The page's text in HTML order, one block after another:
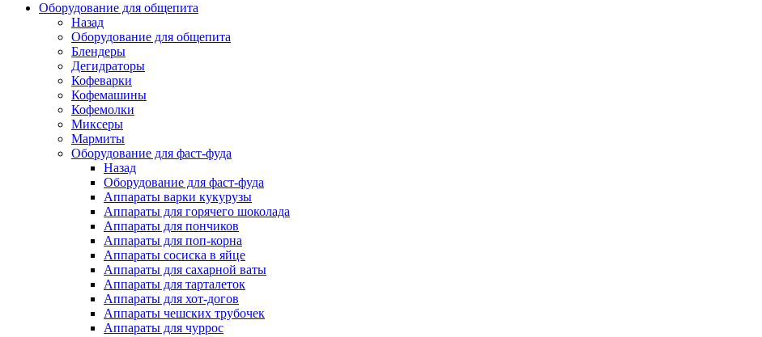
Оборудование для общепита
Назад
Оборудование для общепита
Блендеры
Дегидраторы
Кофеварки
Кофемашины
Кофемолки
Миксеры
Мармиты
Оборудование для фаст-фуда
Назад
Оборудование для фаст-фуда
Аппараты варки кукурузы
Аппараты для горячего шоколада
Аппараты для пончиков
Аппараты для поп-корна
Аппараты сосиска в яйце
Аппараты для сахарной ваты
Аппараты для тарталеток
Аппараты для хот-догов
Аппараты чешских трубочек
Аппараты для чуррос